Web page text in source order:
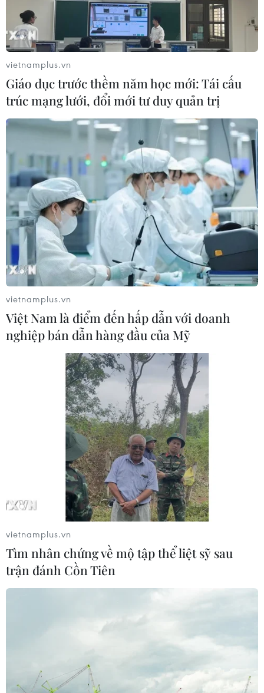
thai, nặng gần 700 gram
vietnamplus.vn
Giáo dục trước thềm năm học mới: Tái cấu
trúc mạng lưới, đổi mới tư duy quản trị
vietnamplus.vn
Việt Nam là điểm đến hấp dẫn với doanh
nghiệp bán dẫn hàng đầu của Mỹ
vietnamplus.vn
Tìm nhân chứng về mộ tập thể liệt sỹ sau
trận đánh Cồn Tiên